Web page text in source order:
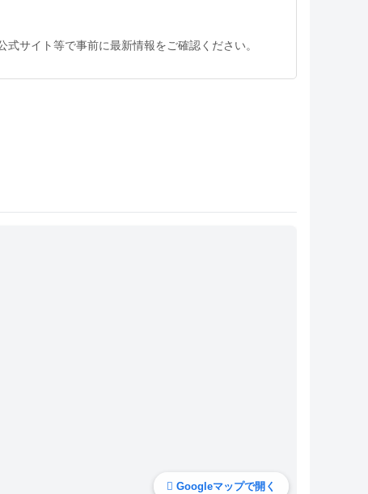
サイト等で事前に最新情報をご確認ください。
Googleマップで開く